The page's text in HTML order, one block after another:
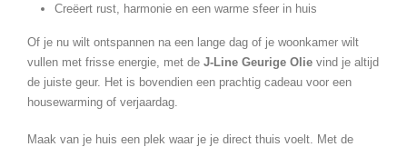
Creëert rust, harmonie en een warme sfeer in huis
Of je nu wilt ontspannen na een lange dag of je woonkamer wilt
vullen met frisse energie, met de J-Line Geurige Olie vind je altijd
de juiste geur. Het is bovendien een prachtig cadeau voor een
housewarming of verjaardag.
Maak van je huis een plek waar je je direct thuis voelt. Met de